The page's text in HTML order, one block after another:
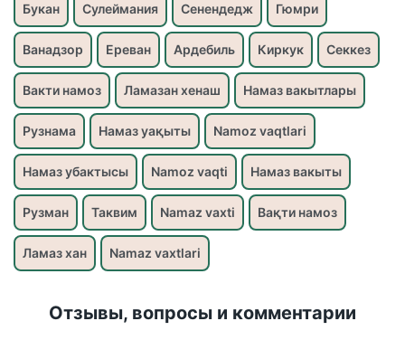
Букан Сулеймания Сенендедж Гюмри
Ванадзор Ереван Ардебиль Киркук Секкез
Вакти намоз Ламазан хенаш Намаз вакытлары
Рузнама Намаз уақыты Namoz vaqtlari
Намаз убактысы Namoz vaqti Намаз вакыты
Рузман Таквим Namaz vaxti Вақти намоз
Ламаз хан Namaz vaxtlari
Отзывы, вопросы и комментарии